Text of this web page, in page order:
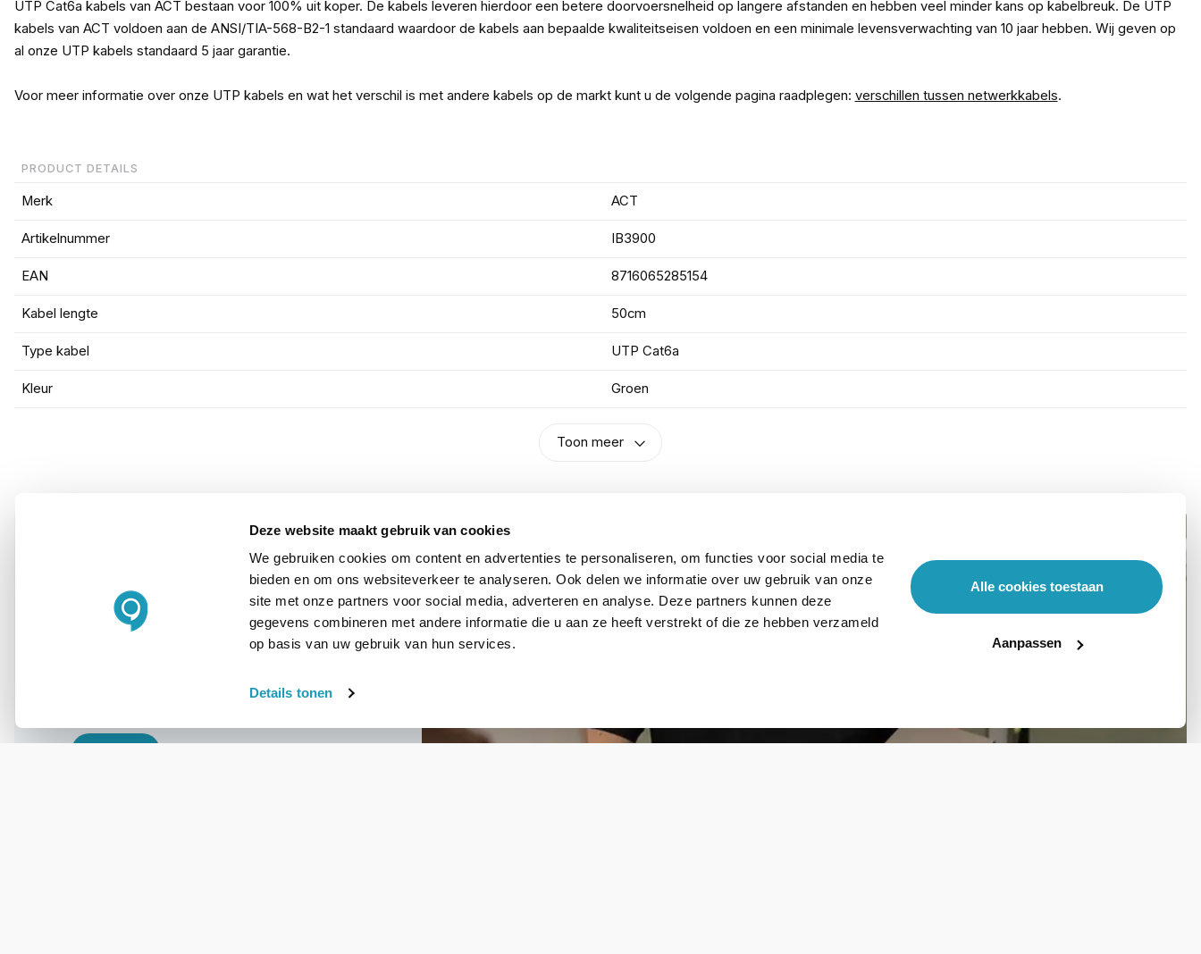
Deze website maakt gebruik van cookies
We gebruiken cookies om content en advertenties te personaliseren, om functies voor social media te
bieden en om ons websiteverkeer te analyseren. Ook delen we informatie over uw gebruik van onze
site met onze partners voor social media, adverteren en analyse. Deze partners kunnen deze
gegevens combineren met andere informatie die u aan ze heeft verstrekt of die ze hebben verzameld
op basis van uw gebruik van hun services.
Details tonen
Alle cookies toestaan
Aanpassen
UTP Cat6a kabels van ACT bestaan voor 100% uit koper. De kabels leveren hierdoor een betere doorvoersnelheid op langere afstanden en hebben veel minder kans op kabelbreuk. De UTP
kabels van ACT voldoen aan de ANSI/TIA-568-B2-1 standaard waardoor de kabels aan bepaalde kwaliteitseisen voldoen en een minimale levensverwachting van 10 jaar hebben. Wij geven op
al onze UTP kabels standaard 5 jaar garantie.
Voor meer informatie over onze UTP kabels en wat het verschil is met andere kabels op de markt kunt u de volgende pagina raadplegen: verschillen tussen netwerkkabels.
PRODUCT DETAILS
Merk ACT
Artikelnummer IB3900
EAN 8716065285154
Kabel lengte 50cm
Type kabel UTP Cat6a
Kleur Groen
Toon meer
Vraag het onze